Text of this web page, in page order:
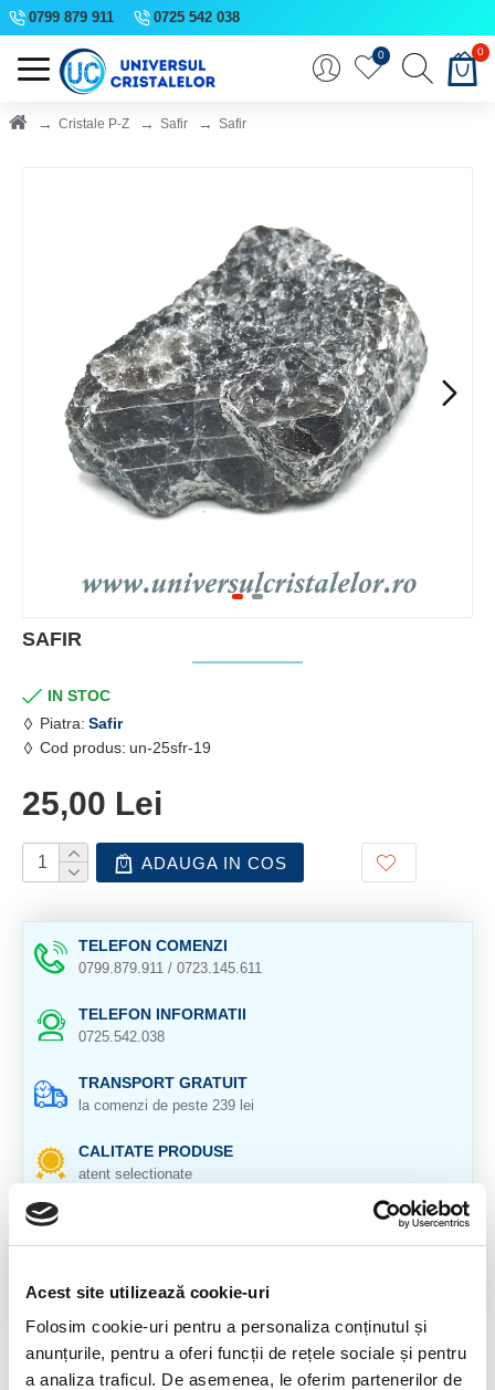
Acest site utilizează cookie-uri
Folosim cookie-uri pentru a personaliza conținutul și
anunțurile, pentru a oferi funcții de rețele sociale și pentru
a analiza traficul. De asemenea, le oferim partenerilor de
0799 879 911 0725 542 038
0 0
Cristale P-Z Safir Safir
SAFIR
IN STOC
Piatra: Safir
Cod produs: un-25sfr-19
25,00 Lei
ADAUGA IN COS
TELEFON COMENZI
0799.879.911 / 0723.145.611
TELEFON INFORMATII
0725.542.038
TRANSPORT GRATUIT
la comenzi de peste 239 lei
CALITATE PRODUSE
atent selectionate
in 14 zile si banii inapoi
GARANTIE PRODUSE
DESCRIERE PRODUS